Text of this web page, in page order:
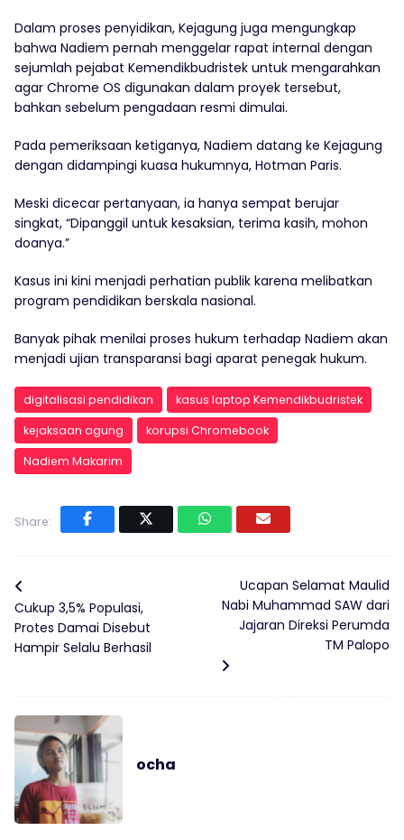
Dalam proses penyidikan, Kejagung juga mengungkap
bahwa Nadiem pernah menggelar rapat internal dengan
sejumlah pejabat Kemendikbudristek untuk mengarahkan
agar Chrome OS digunakan dalam proyek tersebut,
bahkan sebelum pengadaan resmi dimulai.
Pada pemeriksaan ketiganya, Nadiem datang ke Kejagung
dengan didampingi kuasa hukumnya, Hotman Paris.
Meski dicecar pertanyaan, ia hanya sempat berujar
singkat, “Dipanggil untuk kesaksian, terima kasih, mohon
doanya.”
Kasus ini kini menjadi perhatian publik karena melibatkan
program pendidikan berskala nasional.
Banyak pihak menilai proses hukum terhadap Nadiem akan
menjadi ujian transparansi bagi aparat penegak hukum.
digitalisasi pendidikan
kasus laptop Kemendikbudristek
kejaksaan agung
korupsi Chromebook
Nadiem Makarim
Share:
Cukup 3,5% Populasi,
Protes Damai Disebut
Hampir Selalu Berhasil
Ucapan Selamat Maulid
Nabi Muhammad SAW dari
Jajaran Direksi Perumda
TM Palopo
ocha